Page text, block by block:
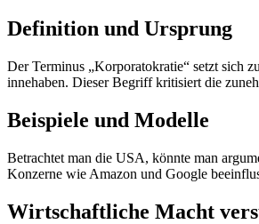
Definition und Ursprung
Der Terminus „Korporatokratie“ setzt sich
innehaben. Dieser Begriff kritisiert die
Beispiele und Modelle
Betrachtet man die USA, könnte man
Konzerne wie Amazon und Google
Wirtschaftliche Macht